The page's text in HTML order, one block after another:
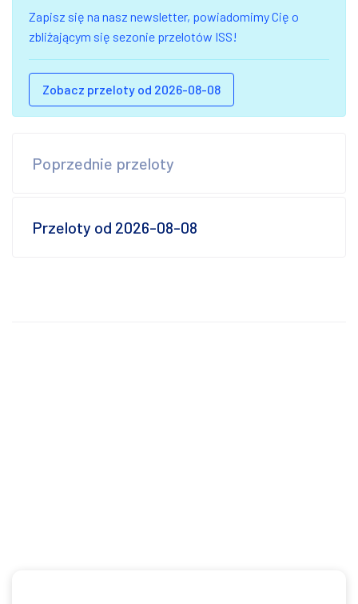
Zapisz się na nasz newsletter, powiadomimy Cię o
zbliżającym się sezonie przelotów ISS!
Zobacz przeloty od 2026-08-08
Poprzednie przeloty
Przeloty od 2026-08-08